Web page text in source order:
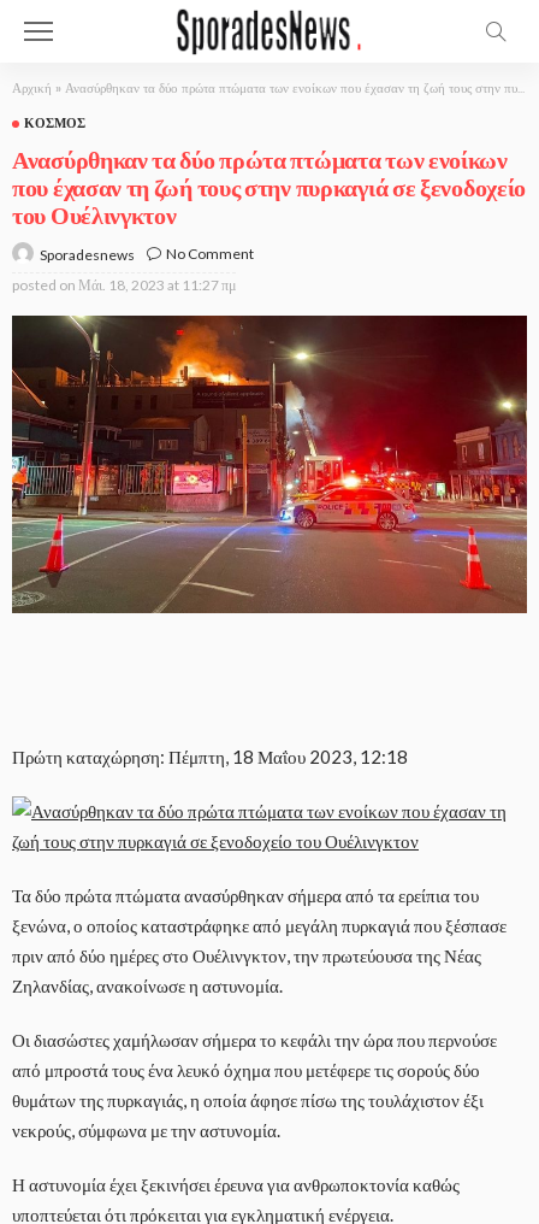
Αρχική » Ανασύρθηκαν τα δύο πρώτα πτώματα των ενοίκων που έχασαν τη ζωή τους στην πυρκαγιά σε ξενοδοχείο του Ουέλινγκτον
ΚΌΣΜΟΣ
Ανασύρθηκαν τα δύο πρώτα πτώματα των ενοίκων
που έχασαν τη ζωή τους στην πυρκαγιά σε ξενοδοχείο
του Ουέλινγκτον
Sporadesnews
No Comment
posted on Μάι. 18, 2023 at 11:27 πμ
Πρώτη καταχώρηση: Πέμπτη, 18 Μαΐου 2023, 12:18
Τα δύο πρώτα πτώματα ανασύρθηκαν σήμερα από τα ερείπια του
ξενώνα, ο οποίος καταστράφηκε από μεγάλη πυρκαγιά που ξέσπασε
πριν από δύο ημέρες στο Ουέλινγκτον, την πρωτεύουσα της Νέας
Ζηλανδίας, ανακοίνωσε η αστυνομία.
Οι διασώστες χαμήλωσαν σήμερα το κεφάλι την ώρα που περνούσε
από μπροστά τους ένα λευκό όχημα που μετέφερε τις σορούς δύο
θυμάτων της πυρκαγιάς, η οποία άφησε πίσω της τουλάχιστον έξι
νεκρούς, σύμφωνα με την αστυνομία.
Η αστυνομία έχει ξεκινήσει έρευνα για ανθρωποκτονία καθώς
υποπτεύεται ότι πρόκειται για εγκληματική ενέργεια.